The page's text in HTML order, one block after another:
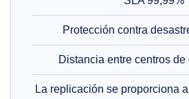
Protección contra
Distancia entre centros de
La replicación se proporciona